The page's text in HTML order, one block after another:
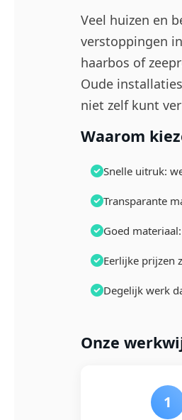
Veel huizen en
verstoppingen
haarbos of
Oude
niet zelf kunt
Waarom
Snelle uitruk:
Transparante
Goed
Eerlijke prijzen
Degelijk werk
Onze
1